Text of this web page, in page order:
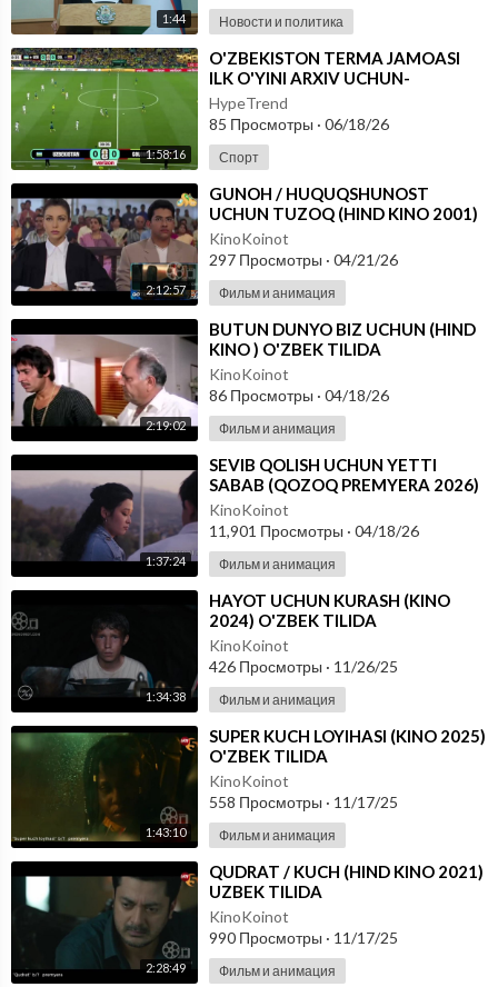
1:44 Новости и политика
1:58:16
⁣O'ZBEKISTON TERMA JAMOASI
ILK O'YINI ARXIV UCHUN-
FUTBOOL BO'YICHA JAHON
CHEMPIONATI
HypeTrend
85 Просмотры · 06/18/26
Спорт
2:12:57
⁣GUNOH / HUQUQSHUNOST
UCHUN TUZOQ (HIND KINO 2001)
UZBEK TILIDA
KinoKoinot
297 Просмотры · 04/21/26
Фильм и анимация
2:19:02
⁣BUTUN DUNYO BIZ UCHUN (HIND
KINO ) O'ZBEK TILIDA
KinoKoinot
86 Просмотры · 04/18/26
Фильм и анимация
1:37:24
⁣SEVIB QOLISH UCHUN YETTI
SABAB (QOZOQ PREMYERA 2026)
O'ZBEK TILIDA
KinoKoinot
11,901 Просмотры · 04/18/26
Фильм и анимация
1:34:38
⁣HAYOT UCHUN KURASH (KINO
2024) O'ZBEK TILIDA
KinoKoinot
426 Просмотры · 11/26/25
Фильм и анимация
1:43:10
⁣SUPER KUCH LOYIHASI (KINO 2025)
O'ZBEK TILIDA
KinoKoinot
558 Просмотры · 11/17/25
Фильм и анимация
2:28:49
⁣QUDRAT / KUCH (HIND KINO 2021)
UZBEK TILIDA
KinoKoinot
990 Просмотры · 11/17/25
Фильм и анимация